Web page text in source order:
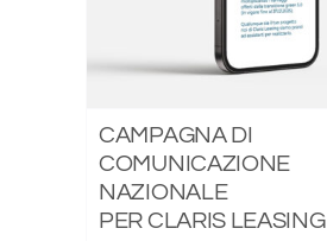
CAMPAGNA DI
COMUNICAZIONE
NAZIONALE
PER CLARIS LEASING